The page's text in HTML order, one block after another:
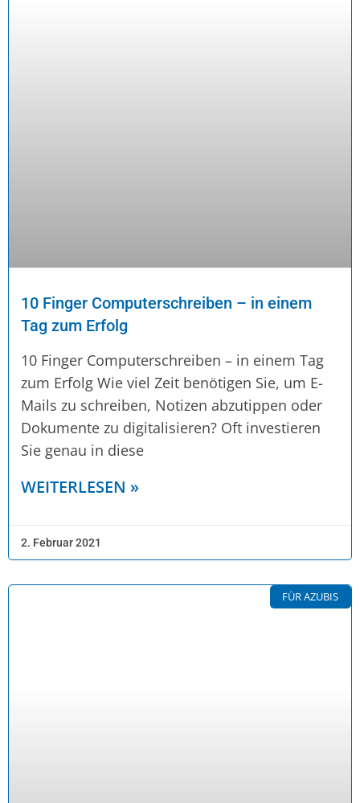
10 Finger Computerschreiben – in einem
Tag zum Erfolg
10 Finger Computerschreiben – in einem Tag
zum Erfolg Wie viel Zeit benötigen Sie, um E-
Mails zu schreiben, Notizen abzutippen oder
Dokumente zu digitalisieren? Oft investieren
Sie genau in diese
WEITERLESEN »
2. Februar 2021
FÜR AZUBIS